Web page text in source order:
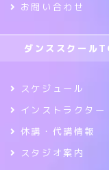
お問い合わせ
ダンススクー
スケジュール
インストラクター
休講・代講情報
スタジオ案内